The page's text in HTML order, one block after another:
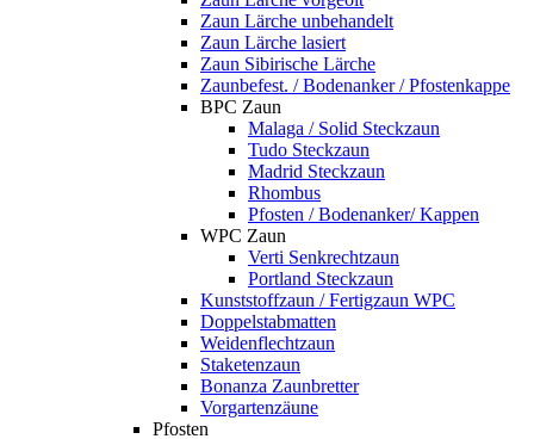
Zaun Lärche unbehandelt
Zaun Lärche lasiert
Zaun Sibirische Lärche
Zaunbefest. / Bodenanker / Pfostenkappe
BPC Zaun
Malaga / Solid Steckzaun
Tudo Steckzaun
Madrid Steckzaun
Rhombus
Pfosten / Bodenanker/ Kappen
WPC Zaun
Verti Senkrechtzaun
Portland Steckzaun
Kunststoffzaun / Fertigzaun WPC
Doppelstabmatten
Weidenflechtzaun
Staketenzaun
Bonanza Zaunbretter
Vorgartenzäune
Pfosten